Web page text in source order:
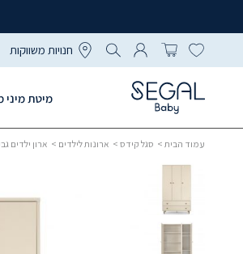
חנויות משווקות
מיטת
עמוד הבית > סגל קידס > ארונות לילדים > ארון ילדים